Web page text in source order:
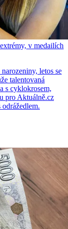
v medailích
letos se
talentovaná
s cyklokrosem,
pro Aktuálně.cz